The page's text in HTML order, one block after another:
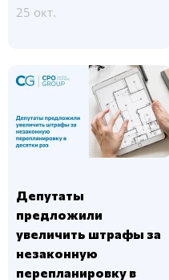
25 окт.
Депутаты
предложили
увеличить штрафы за
незаконную
перепланировку в